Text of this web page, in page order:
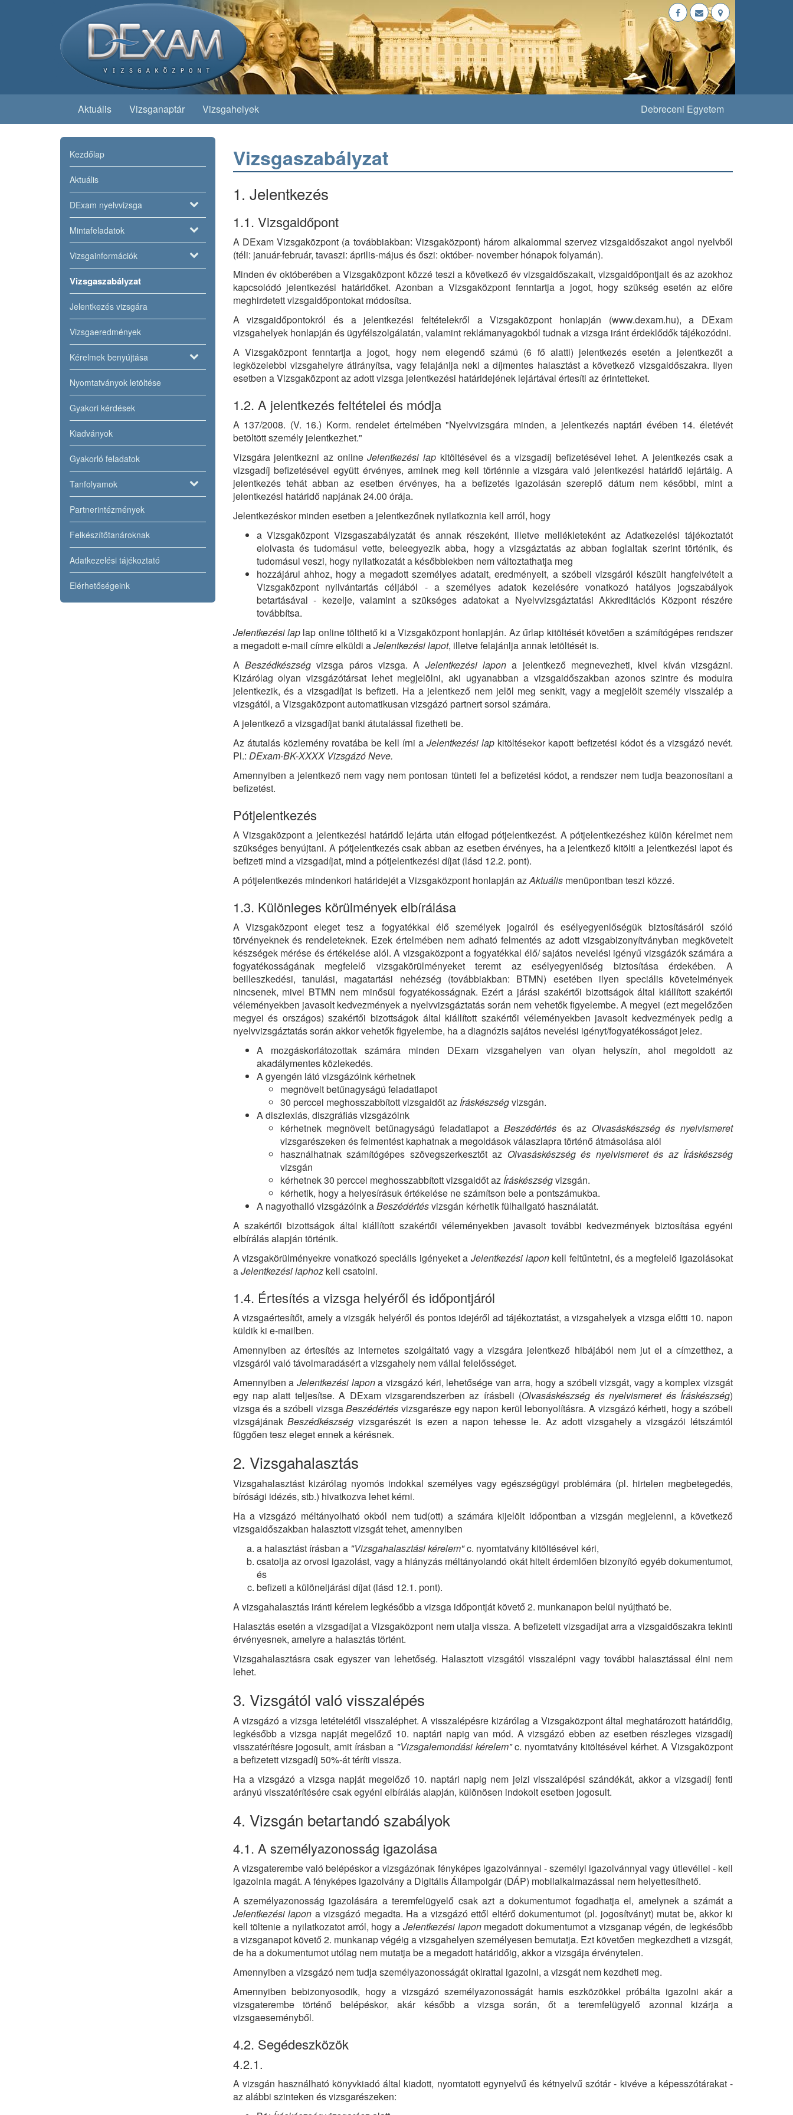
Aktuális Vizsganaptár Vizsgahelyek Debreceni Egyetem
Kezdőlap
Aktuális
DExam nyelvvizsga
Mintafeladatok
Vizsgainformációk
Vizsgaszabályzat
Jelentkezés vizsgára
Vizsgaeredmények
Kérelmek benyújtása
Nyomtatványok letöltése
Gyakori kérdések
Kiadványok
Gyakorló feladatok
Tanfolyamok
Partnerintézmények
Felkészítőtanároknak
Adatkezelési tájékoztató
Elérhetőségeink
Vizsgaszabályzat
1. Jelentkezés
1.1. Vizsgaidőpont
A DExam Vizsgaközpont (a továbbiakban: Vizsgaközpont) három alkalommal szervez vizsgaidőszakot angol nyelvből
(téli: január-február, tavaszi: április-május és őszi: október- november hónapok folyamán).
Minden év októberében a Vizsgaközpont közzé teszi a következő év vizsgaidőszakait, vizsgaidőpontjait és az azokhoz
kapcsolódó jelentkezési határidőket. Azonban a Vizsgaközpont fenntartja a jogot, hogy szükség esetén az előre
meghirdetett vizsgaidőpontokat módosítsa.
A vizsgaidőpontokról és a jelentkezési feltételekről a Vizsgaközpont honlapján (www.dexam.hu), a DExam
vizsgahelyek honlapján és ügyfélszolgálatán, valamint reklámanyagokból tudnak a vizsga iránt érdeklődők tájékozódni.
A Vizsgaközpont fenntartja a jogot, hogy nem elegendő számú (6 fő alatti) jelentkezés esetén a jelentkezőt a
legközelebbi vizsgahelyre átirányítsa, vagy felajánlja neki a díjmentes halasztást a következő vizsgaidőszakra. Ilyen
esetben a Vizsgaközpont az adott vizsga jelentkezési határidejének lejártával értesíti az érintetteket.
1.2. A jelentkezés feltételei és módja
A 137/2008. (V. 16.) Korm. rendelet értelmében "Nyelvvizsgára minden, a jelentkezés naptári évében 14. életévét
betöltött személy jelentkezhet."
Vizsgára jelentkezni az onlineJelentkezési lap kitöltésével és a vizsgadíj befizetésével lehet. A jelentkezés csak a
vizsgadíj befizetésével együtt érvényes, aminek meg kell történnie a vizsgára való jelentkezési határidő lejártáig. A
jelentkezés tehát abban az esetben érvényes, ha a befizetés igazolásán szereplő dátum nem későbbi, mint a
jelentkezési határidő napjának 24.00 órája.
Jelentkezéskor minden esetben a jelentkezőnek nyilatkoznia kell arról, hogy
a Vizsgaközpont Vizsgaszabályzatát és annak részeként, illetve mellékleteként az Adatkezelési tájékoztatót
elolvasta és tudomásul vette, beleegyezik abba, hogy a vizsgáztatás az abban foglaltak szerint történik, és
tudomásul veszi, hogy nyilatkozatát a későbbiekben nem változtathatja meg
hozzájárul ahhoz, hogy a megadott személyes adatait, eredményeit, a szóbeli vizsgáról készült hangfelvételt a
Vizsgaközpont nyilvántartás céljából - a személyes adatok kezelésére vonatkozó hatályos jogszabályok
betartásával - kezelje, valamint a szükséges adatokat a Nyelvvizsgáztatási Akkreditációs Központ részére
továbbítsa.
Jelentkezési laplap online tölthető ki a Vizsgaközpont honlapján. Az űrlap kitöltését követően a számítógépes rendszer
a megadott e-mail címre elküldi aJelentkezési lapot, illetve felajánlja annak letöltését is.
A Beszédkészségvizsga páros vizsga. A Jelentkezési lapona jelentkező megnevezheti, kivel kíván vizsgázni.
Kizárólag olyan vizsgázótársat lehet megjelölni, aki ugyanabban a vizsgaidőszakban azonos szintre és modulra
jelentkezik, és a vizsgadíjat is befizeti. Ha a jelentkező nem jelöl meg senkit, vagy a megjelölt személy visszalép a
vizsgától, a Vizsgaközpont automatikusan vizsgázó partnert sorsol számára.
A jelentkező a vizsgadíjat banki átutalással fizetheti be.
Az átutalás közlemény rovatába be kell írni aJelentkezési lap kitöltésekor kapott befizetési kódot és a vizsgázó nevét.
Pl.: DExam-BK-XXXX Vizsgázó Neve.
Amennyiben a jelentkező nem vagy nem pontosan tünteti fel a befizetési kódot, a rendszer nem tudja beazonosítani a
befizetést.
Pótjelentkezés
A Vizsgaközpont a jelentkezési határidő lejárta után elfogad pótjelentkezést. A pótjelentkezéshez külön kérelmet nem
szükséges benyújtani. A pótjelentkezés csak abban az esetben érvényes, ha a jelentkező kitölti a jelentkezési lapot és
befizeti mind a vizsgadíjat, mind a pótjelentkezési díjat (lásd 12.2. pont).
A pótjelentkezés mindenkori határidejét a Vizsgaközpont honlapján azAktuálismenüpontban teszi közzé.
1.3. Különleges körülmények elbírálása
A Vizsgaközpont eleget tesz a fogyatékkal élő személyek jogairól és esélyegyenlőségük biztosításáról szóló
törvényeknek és rendeleteknek. Ezek értelmében nem adható felmentés az adott vizsgabizonyítványban megkövetelt
készségek mérése és értékelése alól. A vizsgaközpont a fogyatékkal élő/ sajátos nevelési igényű vizsgázók számára a
fogyatékosságának megfelelő vizsgakörülményeket teremt az esélyegyenlőség biztosítása érdekében. A
beilleszkedési, tanulási, magatartási nehézség (továbbiakban: BTMN) esetében ilyen speciális követelmények
nincsenek, mivel BTMN nem minősül fogyatékosságnak. Ezért a járási szakértői bizottságok által kiállított szakértői
véleményekben javasolt kedvezmények a nyelvvizsgáztatás során nem vehetők figyelembe. A megyei (ezt megelőzően
megyei és országos) szakértői bizottságok által kiállított szakértői véleményekben javasolt kedvezmények pedig a
nyelvvizsgáztatás során akkor vehetők figyelembe, ha a diagnózis sajátos nevelési igényt/fogyatékosságot jelez.
A mozgáskorlátozottak számára minden DExam vizsgahelyen van olyan helyszín, ahol megoldott az
akadálymentes közlekedés.
A gyengén látó vizsgázóink kérhetnek
megnövelt betűnagyságú feladatlapot
30 perccel meghosszabbított vizsgaidőt az Íráskészségvizsgán.
A diszlexiás, diszgráfiás vizsgázóink
kérhetnek megnövelt betűnagyságú feladatlapot aBeszédértés és az Olvasáskészség és nyelvismeret
vizsgarészeken és felmentést kaphatnak a megoldások válaszlapra történő átmásolása alól
használhatnak számítógépes szövegszerkesztőt az Olvasáskészség és nyelvismeret és az Íráskészség
vizsgán
kérhetnek 30 perccel meghosszabbított vizsgaidőt az Íráskészségvizsgán.
kérhetik, hogy a helyesírásuk értékelése ne számítson bele a pontszámukba.
A nagyothalló vizsgázóink aBeszédértésvizsgán kérhetik fülhallgató használatát.
A szakértői bizottságok által kiállított szakértői véleményekben javasolt további kedvezmények biztosítása egyéni
elbírálás alapján történik.
A vizsgakörülményekre vonatkozó speciális igényeket a Jelentkezési laponkell feltűntetni, és a megfelelő igazolásokat
aJelentkezési laphozkell csatolni.
1.4. Értesítés a vizsga helyéről és időpontjáról
A vizsgaértesítőt, amely a vizsgák helyéről és pontos idejéről ad tájékoztatást, a vizsgahelyek a vizsga előtti 10. napon
küldik ki e-mailben.
Amennyiben az értesítés az internetes szolgáltató vagy a vizsgára jelentkező hibájából nem jut el a címzetthez, a
vizsgáról való távolmaradásért a vizsgahely nem vállal felelősséget.
Amennyiben a Jelentkezési lapona vizsgázó kéri, lehetősége van arra, hogy a szóbeli vizsgát, vagy a komplex vizsgát
egy nap alatt teljesítse. A DExam vizsgarendszerben az írásbeli (Olvasáskészség és nyelvismeret és Íráskészség)
vizsga és a szóbeli vizsgaBeszédértés vizsgarésze egy napon kerül lebonyolításra. A vizsgázó kérheti, hogy a szóbeli
vizsgájánakBeszédkészség vizsgarészét is ezen a napon tehesse le. Az adott vizsgahely a vizsgázói létszámtól
függően tesz eleget ennek a kérésnek.
2. Vizsgahalasztás
Vizsgahalasztást kizárólag nyomós indokkal személyes vagy egészségügyi problémára (pl. hirtelen megbetegedés,
bírósági idézés, stb.) hivatkozva lehet kérni.
Ha a vizsgázó méltányolható okból nem tud(ott) a számára kijelölt időpontban a vizsgán megjelenni, a következő
vizsgaidőszakban halasztott vizsgát tehet, amennyiben
a halasztást írásban a "Vizsgahalasztási kérelem"c. nyomtatvány kitöltésével kéri,
csatolja az orvosi igazolást, vagy a hiányzás méltányolandó okát hitelt érdemlően bizonyító egyéb dokumentumot,
és
befizeti a különeljárási díjat (lásd 12.1. pont).
A vizsgahalasztás iránti kérelem legkésőbb a vizsga időpontját követő 2. munkanapon belül nyújtható be.
Halasztás esetén a vizsgadíjat a Vizsgaközpont nem utalja vissza. A befizetett vizsgadíjat arra a vizsgaidőszakra tekinti
érvényesnek, amelyre a halasztás történt.
Vizsgahalasztásra csak egyszer van lehetőség. Halasztott vizsgától visszalépni vagy további halasztással élni nem
lehet.
3. Vizsgától való visszalépés
A vizsgázó a vizsga letételétől visszaléphet. A visszalépésre kizárólag a Vizsgaközpont által meghatározott határidőig,
legkésőbb a vizsga napját megelőző 10. naptári napig van mód. A vizsgázó ebben az esetben részleges vizsgadíj
visszatérítésre jogosult, amit írásban a "Vizsgalemondási kérelem"c. nyomtatvány kitöltésével kérhet. A Vizsgaközpont
a befizetett vizsgadíj 50%-át téríti vissza.
Ha a vizsgázó a vizsga napját megelőző 10. naptári napig nem jelzi visszalépési szándékát, akkor a vizsgadíj fenti
arányú visszatérítésére csak egyéni elbírálás alapján, különösen indokolt esetben jogosult.
4. Vizsgán betartandó szabályok
4.1. A személyazonosság igazolása
A vizsgaterembe való belépéskor a vizsgázónak fényképes igazolvánnyal - személyi igazolvánnyal vagy útlevéllel - kell
igazolnia magát. A fényképes igazolvány a Digitális Állampolgár (DÁP) mobilalkalmazással nem helyettesíthető.
A személyazonosság igazolására a teremfelügyelő csak azt a dokumentumot fogadhatja el, amelynek a számát a
Jelentkezési lapon a vizsgázó megadta. Ha a vizsgázó ettől eltérő dokumentumot (pl. jogosítványt) mutat be, akkor ki
kell töltenie a nyilatkozatot arról, hogy a Jelentkezési laponmegadott dokumentumot a vizsganap végén, de legkésőbb
a vizsganapot követő 2. munkanap végéig a vizsgahelyen személyesen bemutatja. Ezt követően megkezdheti a vizsgát,
de ha a dokumentumot utólag nem mutatja be a megadott határidőig, akkor a vizsgája érvénytelen.
Amennyiben a vizsgázó nem tudja személyazonosságát okirattal igazolni, a vizsgát nem kezdheti meg.
Amennyiben bebizonyosodik, hogy a vizsgázó személyazonosságát hamis eszközökkel próbálta igazolni akár a
vizsgaterembe történő belépéskor, akár később a vizsga során, őt a teremfelügyelő azonnal kizárja a
vizsgaeseményből.
4.2. Segédeszközök
4.2.1.
A vizsgán használható könyvkiadó által kiadott, nyomtatott egynyelvű és kétnyelvű szótár - kivéve a képesszótárakat -
az alábbi szinteken és vizsgarészeken: